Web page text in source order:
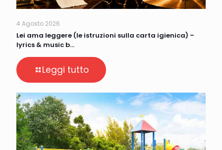
4 Agosto 2026
Lei ama leggere (le istruzioni sulla carta igienica) –
lyrics & music b…
Leggi tutto